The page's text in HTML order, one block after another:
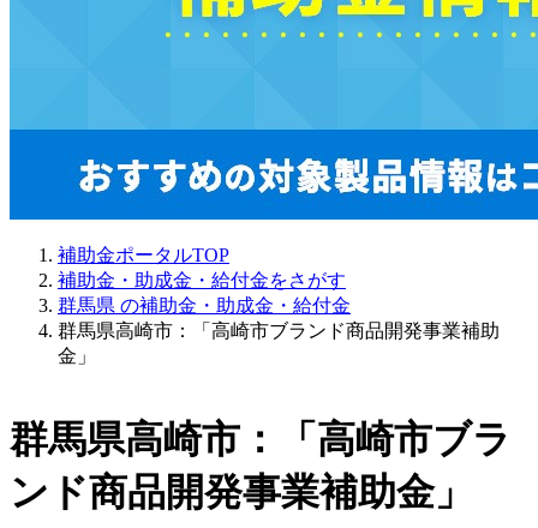
補助金ポータルTOP
補助金・助成金・給付金をさがす
群馬県 の補助金・助成金・給付金
群馬県高崎市：「高崎市ブランド商品開発事業補助
金」
群馬県高崎市：「高崎市ブラ
ンド商品開発事業補助金」